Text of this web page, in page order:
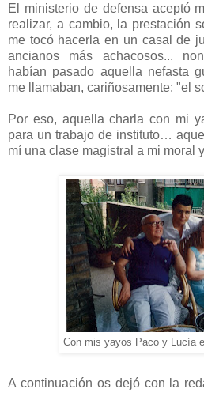
El ministerio de defensa aceptó
realizar, a cambio, la prestación
me tocó hacerlaen un casal de
ancianos más achacosos...
habían pasado aquella nefasta
me llamaban, cariñosamente: "el
Por eso, aquella charla con mi
para un trabajo de instituto…
mí una clase magistral a mi moral
Con mis yayos Paco y Lucía
A continuación os dejó con la